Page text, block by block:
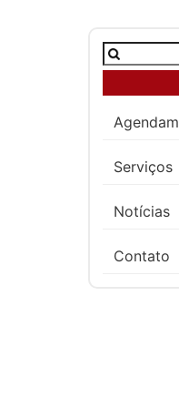
Serviços
Notícias
Contato